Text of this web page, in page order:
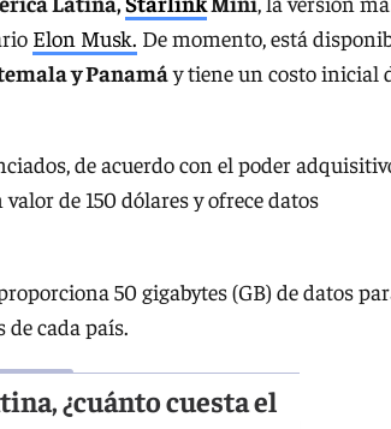
Elon Musk. De momento, está
y Panamáy tiene un costo inicial
de acuerdo con el poder
de 150 dólares y ofrece datos
50 gigabytes (GB) de datos
cada país.
¿cuánto cuesta el